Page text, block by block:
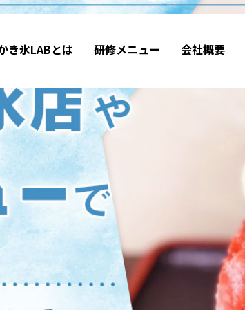
き氷LABとは 研修メニュー 会社概要